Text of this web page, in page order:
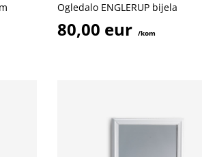
Ogledalo ENGLERUP bijela
80,00 eur /kom